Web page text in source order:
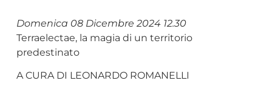
Domenica 08 Dicembre 2024 12.30
Terraelectae, la magia di un territorio
predestinato
A CURA DI LEONARDO ROMANELLI